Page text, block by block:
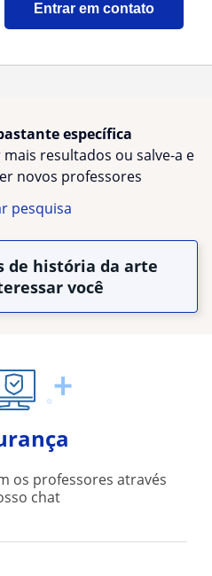
Entrar em contato
específica
resultados ou salve-a e
novos professores
pesquisa
de história da arte
você
os professores através
chat